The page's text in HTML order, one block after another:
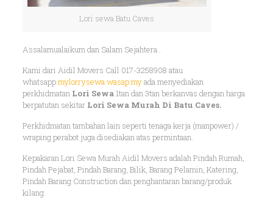
Lori sewa Batu Caves
Assalamualaikum dan Salam Sejahtera..
Kami dari Aidil Movers Call 017-3258908 atau
whatsappmylorrysewa.wasap.myada menyediakan
perkhidmatan Lori Sewa1tan dan 3tan berkanvas dengan harga
berpatutan sekitar Lori Sewa Murah Di Batu Caves.
Perkhidmatan tambahan lain seperti tenaga kerja (manpower) /
wraping perabot juga disediakan atas permintaan.
Kepakaran Lori Sewa Murah Aidil Movers adalah Pindah Rumah,
Pindah Pejabat, Pindah Barang, Bilik, Barang Pelamin, Katering,
Pindah Barang Construction dan penghantaran barang/produk
kilang.